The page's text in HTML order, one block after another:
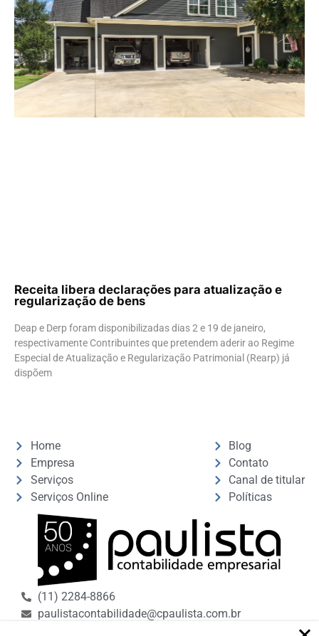
Receita libera declarações para atualização e
regularização de bens
Deap e Derp foram disponibilizadas dias 2 e 19 de janeiro,
respectivamente Contribuintes que pretendem aderir ao Regime
Especial de Atualização e Regularização Patrimonial (Rearp) já
dispõem
Home
Empresa
Serviços
Serviços Online
Blog
Contato
Canal de titular
Políticas
(11) 2284-8866
paulistacontabilidade@cpaulista.com.br